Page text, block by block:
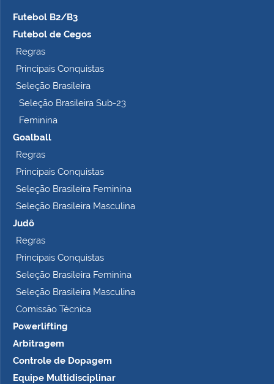
Futebol B2/B3
Futebol de Cegos
Regras
Principais Conquistas
Seleção Brasileira
Seleção Brasileira Sub-23
Feminina
Goalball
Regras
Principais Conquistas
Seleção Brasileira Feminina
Seleção Brasileira Masculina
Judô
Regras
Principais Conquistas
Seleção Brasileira Feminina
Seleção Brasileira Masculina
Comissão Técnica
Powerlifting
Arbitragem
Controle de Dopagem
Equipe Multidisciplinar